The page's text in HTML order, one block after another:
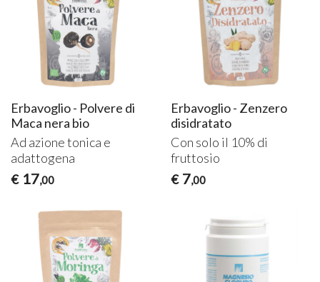
Erbavoglio - Polvere di
Maca nera bio
Ad azione tonica e
adattogena
€ 17,00
Erbavoglio - Zenzero
disidratato
Con solo il 10% di
fruttosio
€ 7,00